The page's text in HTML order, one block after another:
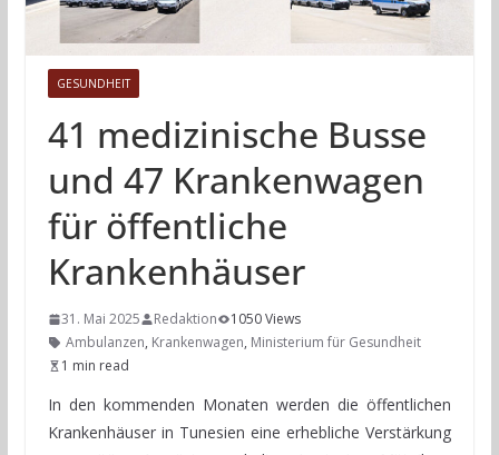
GESUNDHEIT
41 medizinische Busse
und 47 Krankenwagen
für öffentliche
Krankenhäuser
31. Mai 2025 Redaktion
1050 Views
Ambulanzen, Krankenwagen, Ministerium für Gesundheit
1 min read
In den kommenden Monaten werden die öffentlichen
Krankenhäuser in Tunesien eine erhebliche Verstärkung